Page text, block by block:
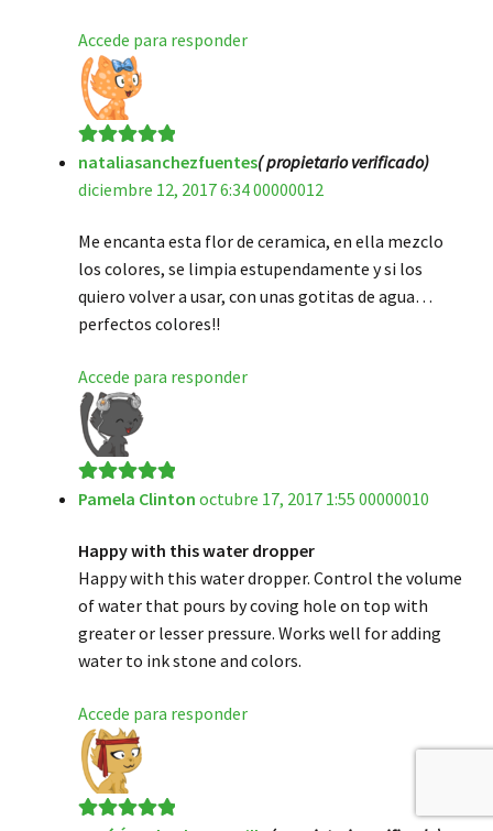
Accede para responder
Valorado en5
de 5
nataliasanchezfuentes( propietario verificado)
diciembre 12, 2017 6:34 00000012
Me encanta esta flor de ceramica, en ella mezclo
los colores, se limpia estupendamente y si los
quiero volver a usar, con unas gotitas de agua…
perfectos colores!!
Accede para responder
Valorado en5
Pamela Clinton octubre 17, 2017 1:55 00000010
Happy with this water dropper
Happy with this water dropper. Control the volume
of water that pours by coving hole on top with
greater or lesser pressure. Works well for adding
water to ink stone and colors.
Accede para responder